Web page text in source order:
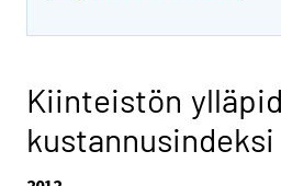
Kiinteistön
kustannusindeksi